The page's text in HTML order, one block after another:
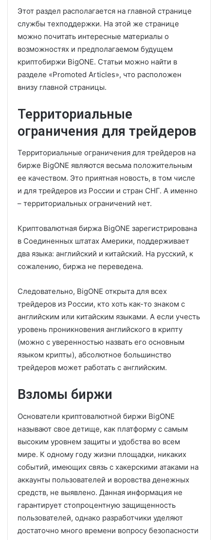
Этот раздел располагается на главной странице
службы техподдержки. На этой же странице
можно почитать интересные материалы о
возможностях и предполагаемом будущем
криптобиржи BigONE. Статьи можно найти в
разделе «Promoted Articles», что расположен
внизу главной страницы.
Территориальные
ограничения для трейдеров
Территориальные ограничения для трейдеров на
бирже BigONE являются весьма положительным
ее качеством. Это приятная новость, в том числе
и для трейдеров из России и стран СНГ. А именно
– территориальных ограничений нет.
Криптовалютная биржа BigONE зарегистрирована
в Соединенных штатах Америки, поддерживает
два языка: английский и китайский. На русский, к
сожалению, биржа не переведена.
Следовательно, BigONE открыта для всех
трейдеров из России, кто хоть как-то знаком с
английским или китайским языками. А если учесть
уровень проникновения английского в крипту
(можно с уверенностью назвать его основным
языком крипты), абсолютное большинство
трейдеров может работать с английским.
Взломы биржи
Основатели криптовалютной биржи BigONE
называют свое детище, как платформу с самым
высоким уровнем защиты и удобства во всем
мире. К одному году жизни площадки, никаких
событий, имеющих связь с хакерскими атаками на
аккаунты пользователей и воровства денежных
средств, не выявлено. Данная информация не
гарантирует стопроцентную защищенность
пользователей, однако разработчики уделяют
достаточно много времени вопросу безопасности